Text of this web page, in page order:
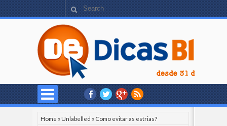
Home »Unlabelled » Como evitar as estrias?